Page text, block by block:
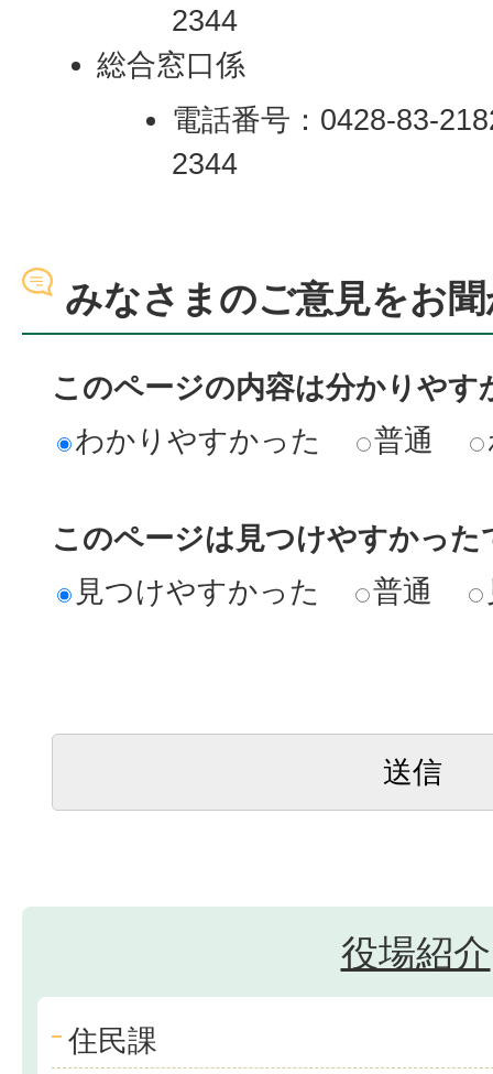
2344
総合窓口係
電話番号：0428-83-
2344
みなさまのご意見をお
このページの内容は分かりやす
わかりやすかった
普通
このページは見つけやすかった
見つけやすかった
普通
役場紹介
住民課